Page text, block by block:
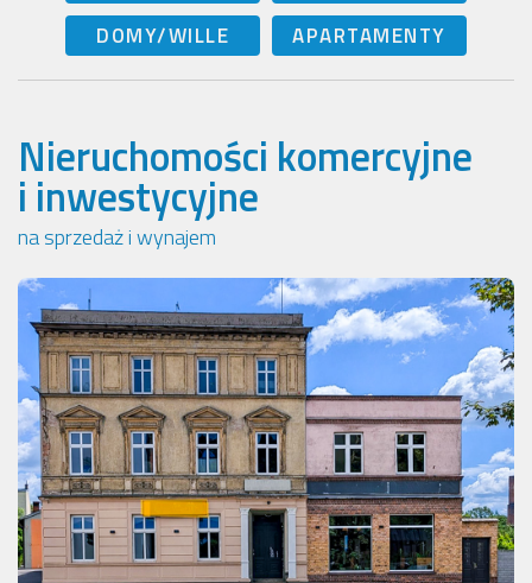
DOMY/WILLE
APARTAMENTY
Nieruchomości komercyjne
i inwestycyjne
na sprzedaż i wynajem